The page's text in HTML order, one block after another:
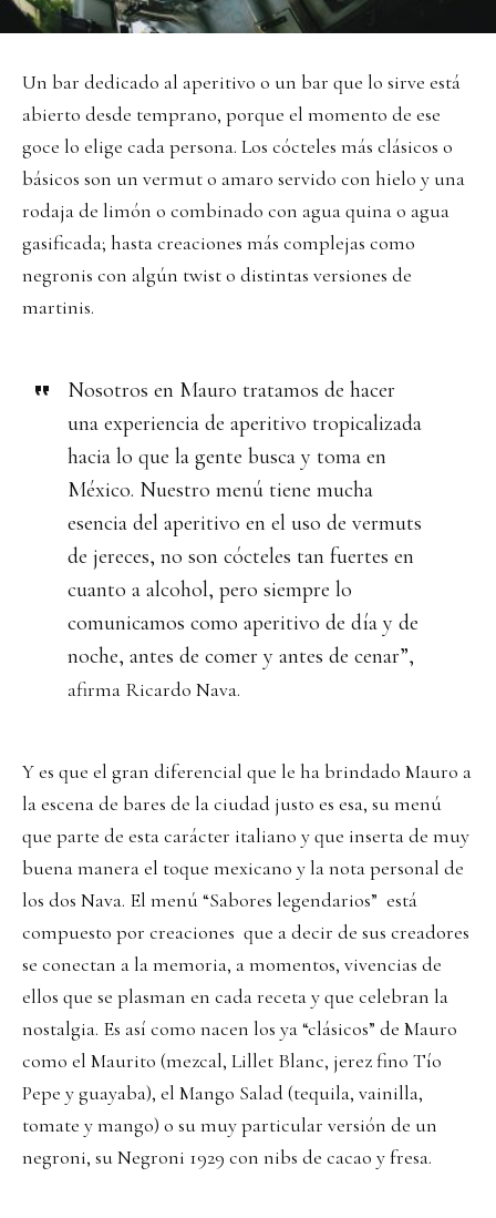
Un bar dedicado al aperitivo o un bar que lo sirve está
abierto desde temprano, porque el momento de ese
goce lo elige cada persona. Los cócteles más clásicos o
básicos son un vermut o amaro servido con hielo y una
rodaja de limón o combinado con agua quina o agua
gasificada; hasta creaciones más complejas como
negronis con algún twist o distintas versiones de
martinis.
Nosotros en Mauro tratamos de hacer
una experiencia de aperitivo tropicalizada
hacia lo que la gente busca y toma en
México. Nuestro menú tiene mucha
esencia del aperitivo en el uso de vermuts
de jereces, no son cócteles tan fuertes en
cuanto a alcohol, pero siempre lo
comunicamos como aperitivo de día y de
noche, antes de comer y antes de cenar”,
afirma Ricardo Nava.
Y es que el gran diferencial que le ha brindado Mauro a
la escena de bares de la ciudad justo es esa, su menú
que parte de esta carácter italiano y que inserta de muy
buena manera el toque mexicano y la nota personal de
los dos Nava. El menú “Sabores legendarios” está
compuesto por creaciones que a decir de sus creadores
se conectan a la memoria, a momentos, vivencias de
ellos que se plasman en cada receta y que celebran la
nostalgia. Es así como nacen los ya “clásicos” de Mauro
como el Maurito (mezcal, Lillet Blanc, jerez fino Tío
Pepe y guayaba), el Mango Salad (tequila, vainilla,
tomate y mango) o su muy particular versión de un
negroni, su Negroni 1929 con nibs de cacao y fresa.